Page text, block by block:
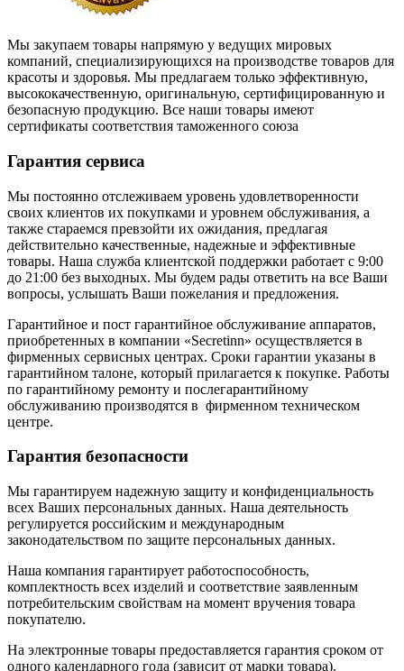
Мы закупаем товары напрямую у ведущих мировых
компаний, специализирующихся на производстве товаров для
красоты и здоровья. Мы предлагаем только эффективную,
высококачественную, оригинальную, сертифицированную и
безопасную продукцию. Все наши товары имеют
сертификаты соответствия таможенного союза
Гарантия сервиса
Мы постоянно отслеживаем уровень удовлетворенности
своих клиентов их покупками и уровнем обслуживания, а
также стараемся превзойти их ожидания, предлагая
действительно качественные, надежные и эффективные
товары. Наша служба клиентской поддержки работает с 9:00
до 21:00 без выходных. Мы будем рады ответить на все Ваши
вопросы, услышать Ваши пожелания и предложения.
Гарантийное и пост гарантийное обслуживание аппаратов,
приобретенных в компании «Secretinn» осуществляется в
фирменных сервисных центрах. Сроки гарантии указаны в
гарантийном талоне, который прилагается к покупке. Работы
по гарантийному ремонту и послегарантийному
обслуживанию производятся в фирменном техническом
центре.
Гарантия безопасности
Мы гарантируем надежную защиту и конфиденциальность
всех Ваших персональных данных. Наша деятельность
регулируется российским и международным
законодательством по защите персональных данных.
Наша компания гарантирует работоспособность,
комплектность всех изделий и соответствие заявленным
потребительским свойствам на момент вручения товара
покупателю.
На электронные товары предоставляется гарантия сроком от
одного календарного года (зависит от марки товара).